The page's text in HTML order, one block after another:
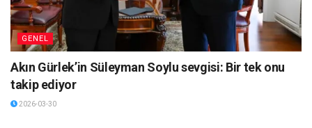
GENEL
Akın Gürlek’in Süleyman Soylu sevgisi: Bir tek onu
takip ediyor
2026-03-30